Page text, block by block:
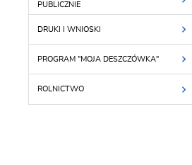
PUBLICZNIE
DRUKI I WNIOSKI
PROGRAM "MOJA DESZCZÓWKA"
ROLNICTWO